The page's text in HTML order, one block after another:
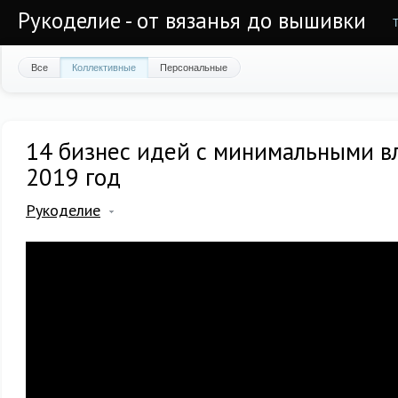
Рукоделие - от вязанья до вышивки
Все Коллективные Персональные
14 бизнес идей с минимальными
2019 год
Рукоделие